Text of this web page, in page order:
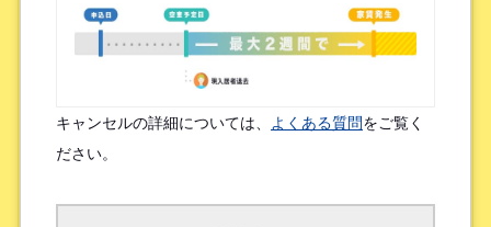
広告を見て（Google広告／SNS広告 など）
物件ポータルサイト
ブログやWeb記事を読んで
友人/知人からの口コミ
所属先からの紹介
SNSインフルエンサーの投稿を見た
キャンセルの詳細については、 よくある質問をご覧く
ださい。